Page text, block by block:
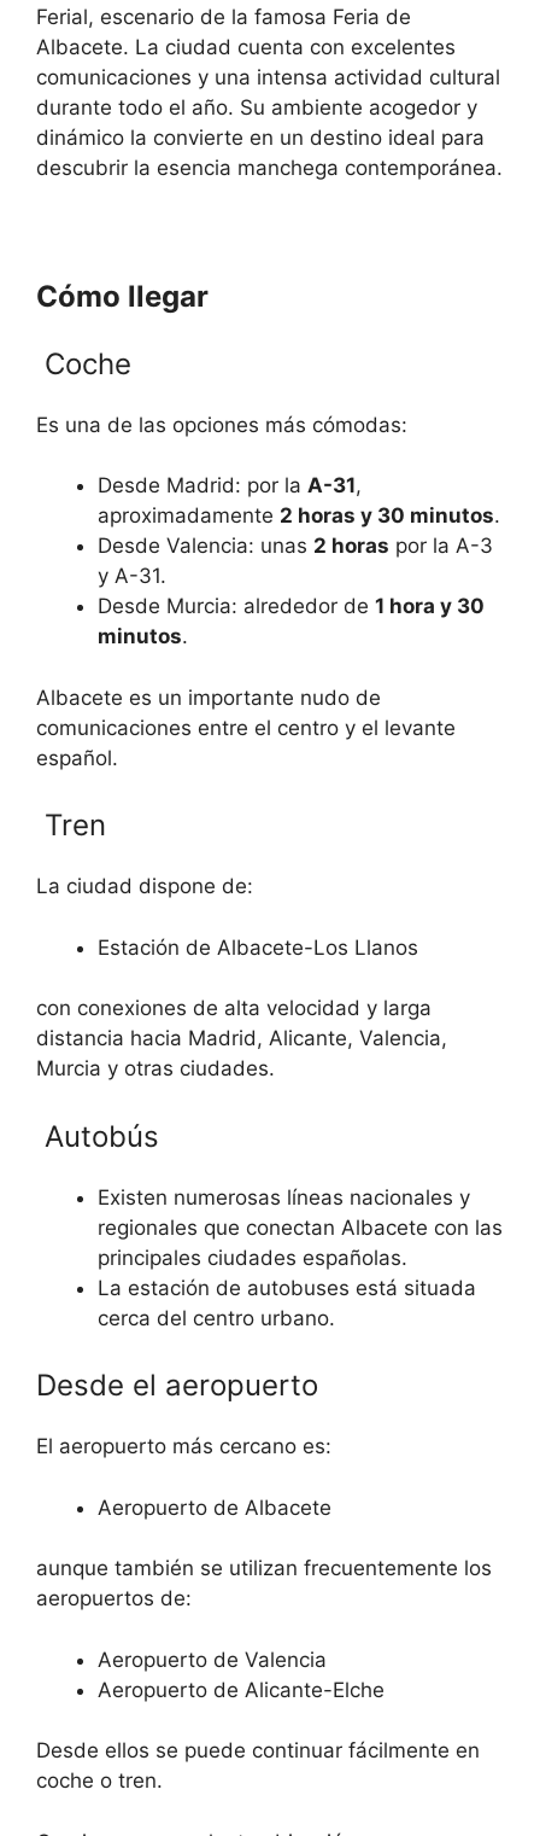
Ferial, escenario de la famosa Feria de
Albacete. La ciudad cuenta con excelentes
comunicaciones y una intensa actividad cultural
durante todo el año. Su ambiente acogedor y
dinámico la convierte en un destino ideal para
descubrir la esencia manchega contemporánea.
Cómo llegar
Coche
Es una de las opciones más cómodas:
Desde Madrid: por la A-31,
aproximadamente 2 horas y 30 minutos.
Desde Valencia: unas 2 horas por la A-3
y A-31.
Desde Murcia: alrededor de 1 hora y 30
minutos.
Albacete es un importante nudo de
comunicaciones entre el centro y el levante
español.
Tren
La ciudad dispone de:
Estación de Albacete-Los Llanos
con conexiones de alta velocidad y larga
distancia hacia Madrid, Alicante, Valencia,
Murcia y otras ciudades.
Autobús
Existen numerosas líneas nacionales y
regionales que conectan Albacete con las
principales ciudades españolas.
La estación de autobuses está situada
cerca del centro urbano.
Desde el aeropuerto
El aeropuerto más cercano es:
Aeropuerto de Albacete
aunque también se utilizan frecuentemente los
aeropuertos de:
Aeropuerto de Valencia
Aeropuerto de Alicante-Elche
Desde ellos se puede continuar fácilmente en
coche o tren.